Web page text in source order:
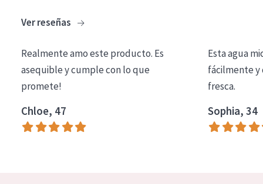
Limpieza
COLECCIÓN
Essentials
Lift+
Ver reseñas
Realmente amo este producto. Es
asequible y cumple con lo que
promete!
Chloe, 47
Esta agua
fácilmente y
fresca.
Sophia, 34